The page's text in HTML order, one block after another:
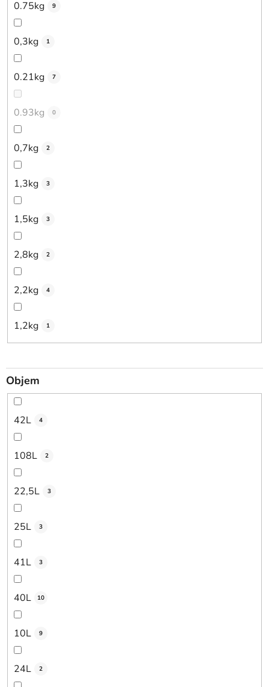
0.75kg 9
0,3kg 1
0.21kg 7
0.93kg 0
0,7kg 2
1,3kg 3
1,5kg 3
2,8kg 2
2,2kg 4
1,2kg 1
Objem
42L 4
108L 2
22,5L 3
25L 3
41L 3
40L 10
10L 9
24L 2